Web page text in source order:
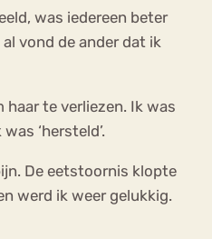
was iedereen beter
vond de ander dat ik
te verliezen. Ik was
‘hersteld’.
De eetstoornis klopte
werd ik weer gelukkig.